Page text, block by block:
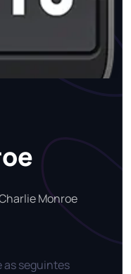
Monroe
as seguintes